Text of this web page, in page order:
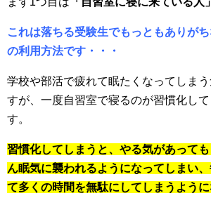
これは落ちる受験生でもっともありが
の利用方法です・・・
学校や部活で疲れて眠たくなってしま
すが、一度自習室で寝るのが習慣化し
す。
習慣化してしまうと、やる気があって
ん眠気に襲われるようになってしまい
て多くの時間を無駄にしてしまうように